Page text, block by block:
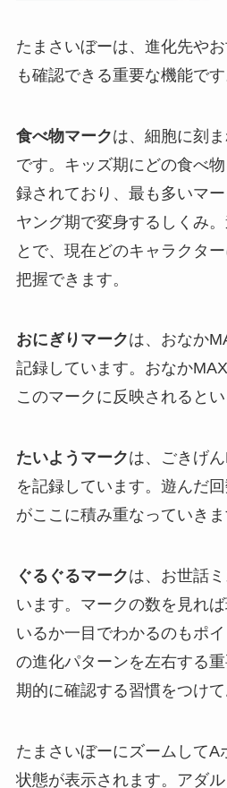
たまさいぼーは、進化先や
も確認できる重要な機能です
食べ物マークは、細胞に刻
です。キッズ期にどの食べ
録されており、最も多いマ
ヤング期で変身するしくみ
とで、現在どのキャラクタ
把握できます。
おにぎりマークは、おなか
記録しています。おなか
このマークに反映されるとい
たいようマークは、ごきげ
を記録しています。遊んだ
がここに積み重なっていきま
ぐるぐるマークは、お世話
います。マークの数を見れ
いるか一目でわかるのもポ
の進化パターンを左右する
期的に確認する習慣をつけて
たまさいぼーにズームしてA
状態が表示されます。アダ